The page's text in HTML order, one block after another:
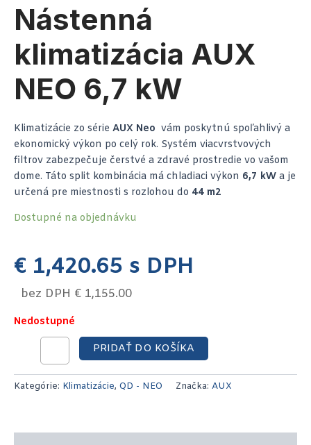
Nástenná
klimatizácia AUX
NEO 6,7 kW
Klimatizácie zo série AUX Neo vám poskytnú spoľahlivý a
ekonomický výkon po celý rok. Systém viacvrstvových
filtrov zabezpečuje čerstvé a zdravé prostredie vo vašom
dome. Táto split kombinácia má chladiaci výkon 6,7 kW a je
určená pre miestnosti s rozlohou do 44 m2
Dostupné na objednávku
€ 1,420.65 s DPH
bez DPH € 1,155.00
Nedostupné
PRIDAŤ DO KOŠÍKA
Kategórie: Klimatizácie, QD - NEO Značka: AUX